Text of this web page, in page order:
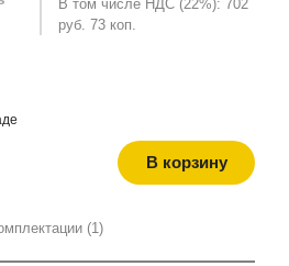
В том числе НДС (22%): 702
руб. 73 коп.
В корзину
(1)